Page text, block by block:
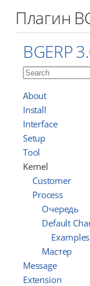
Плагин
BGERP
About
Install
Interface
Setup
Tool
Kernel
Customer
Process
Очередь
Default
Examples
Мастер
Message
Extension